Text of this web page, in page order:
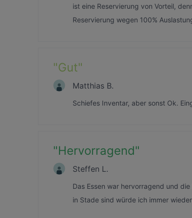
ist eine Reservierung von Vorteil,
Reservierung wegen 100%
"Gut"
Matthias B.
Schiefes Inventar, aber sonst Ok.
"Hervorragend"
Steffen L.
Das Essen war hervorragend und
in Stade sind würde ich immer